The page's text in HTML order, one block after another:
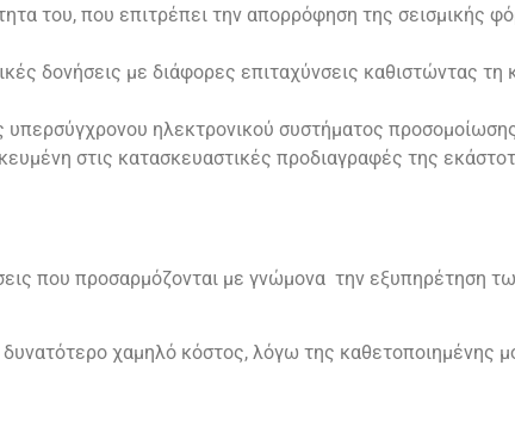
του, που επιτρέπει την απορρόφηση της σεισμικής
δονήσεις με διάφορες επιταχύνσεις καθιστώντας τη
ηλεκτρονικού συστήματος
στις κατασκευαστικές προδιαγραφές της
που προσαρμόζονται με γνώμονα την εξυπηρέτηση
δυνατότερο χαμηλό κόστος, λόγω της καθετοποιημένης